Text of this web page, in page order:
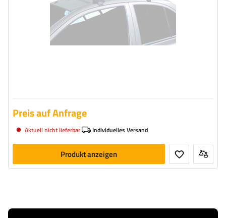
Preis auf Anfrage
Aktuell nicht lieferbar Individuelles Versand
Produkt anzeigen